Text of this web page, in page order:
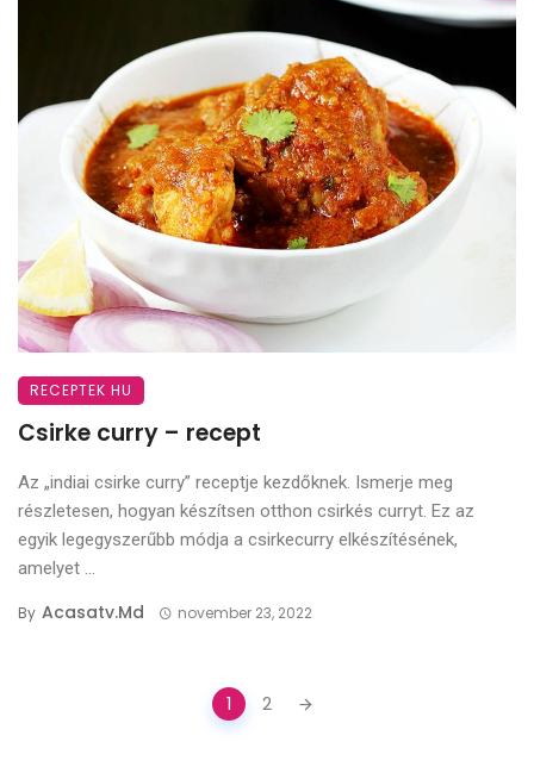
RECEPTEK HU
Csirke curry – recept
Az „indiai csirke curry” receptje kezdőknek. Ismerje meg
részletesen, hogyan készítsen otthon csirkés curryt. Ez az
egyik legegyszerűbb módja a csirkecurry elkészítésének,
amelyet ...
By Acasatv.md november 23, 2022
1 2